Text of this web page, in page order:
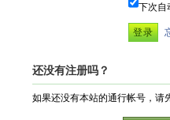
下次自
还没有注册吗？
如果还没有本站的通行帐号，请